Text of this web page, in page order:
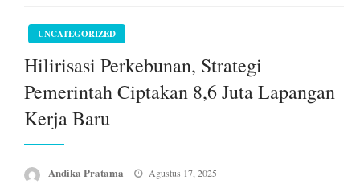
UNCATEGORIZED
Hilirisasi Perkebunan, Strategi
Pemerintah Ciptakan 8,6 Juta Lapangan
Kerja Baru
Andika Pratama
Posted
Agustus 17, 2025